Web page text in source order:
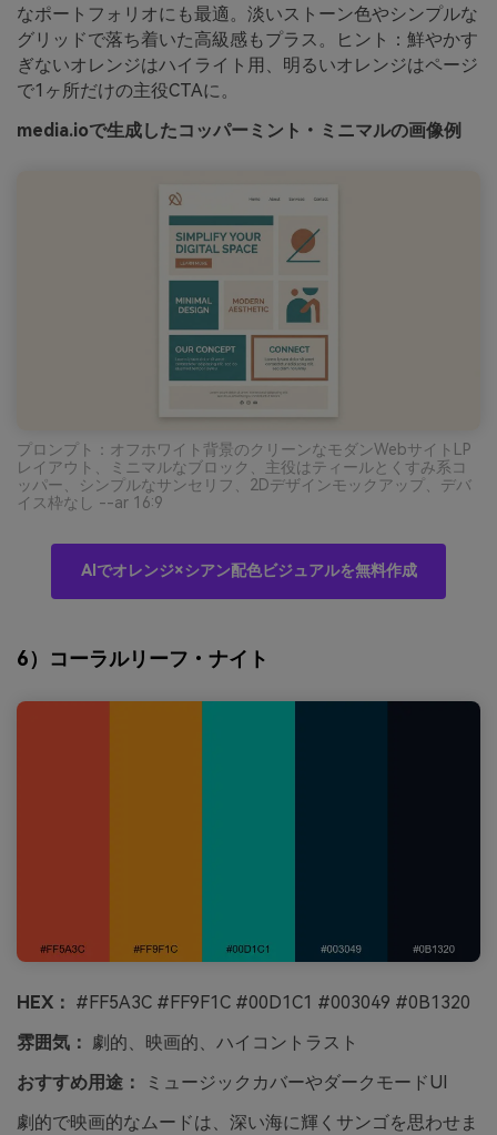
なポートフォリオにも最適。淡いストーン色やシンプルな
グリッドで落ち着いた高級感もプラス。ヒント：鮮やかす
ぎないオレンジはハイライト用、明るいオレンジはページ
で1ヶ所だけの主役CTAに。
media.ioで生成したコッパーミント・ミニマルの画像例
プロンプト：オフホワイト背景のクリーンなモダンWebサイトLP
レイアウト、ミニマルなブロック、主役はティールとくすみ系コ
ッパー、シンプルなサンセリフ、2Dデザインモックアップ、デバ
イス枠なし --ar 16:9
AIでオレンジ×シアン配色ビジュアルを無料作成
6）コーラルリーフ・ナイト
HEX： #FF5A3C #FF9F1C #00D1C1 #003049 #0B1320
雰囲気： 劇的、映画的、ハイコントラスト
おすすめ用途：
ミュージックカバーやダークモードUI
劇的で映画的なムードは、深い海に輝くサンゴを思わせま